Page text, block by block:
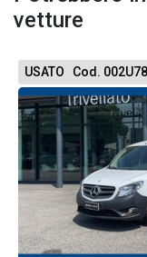
vetture
USATO Cod.